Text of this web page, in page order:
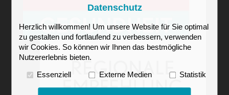
Datenschutz
Herzlich willkommen! Um unsere Website für Sie optimal
zu gestalten und fortlaufend zu verbessern, verwenden
wir Cookies. So können wir Ihnen das bestmögliche
Nutzererlebnis bieten.
Essenziell Externe Medien Statistik